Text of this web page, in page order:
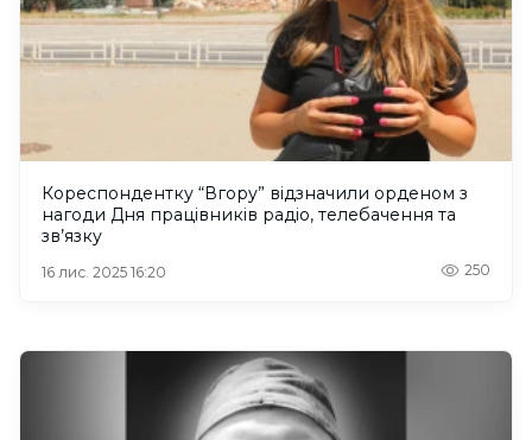
Кореспондентку “Вгору” відзначили орденом з
нагоди Дня працівників радіо, телебачення та
зв’язку
16 лис. 2025 16:20 250